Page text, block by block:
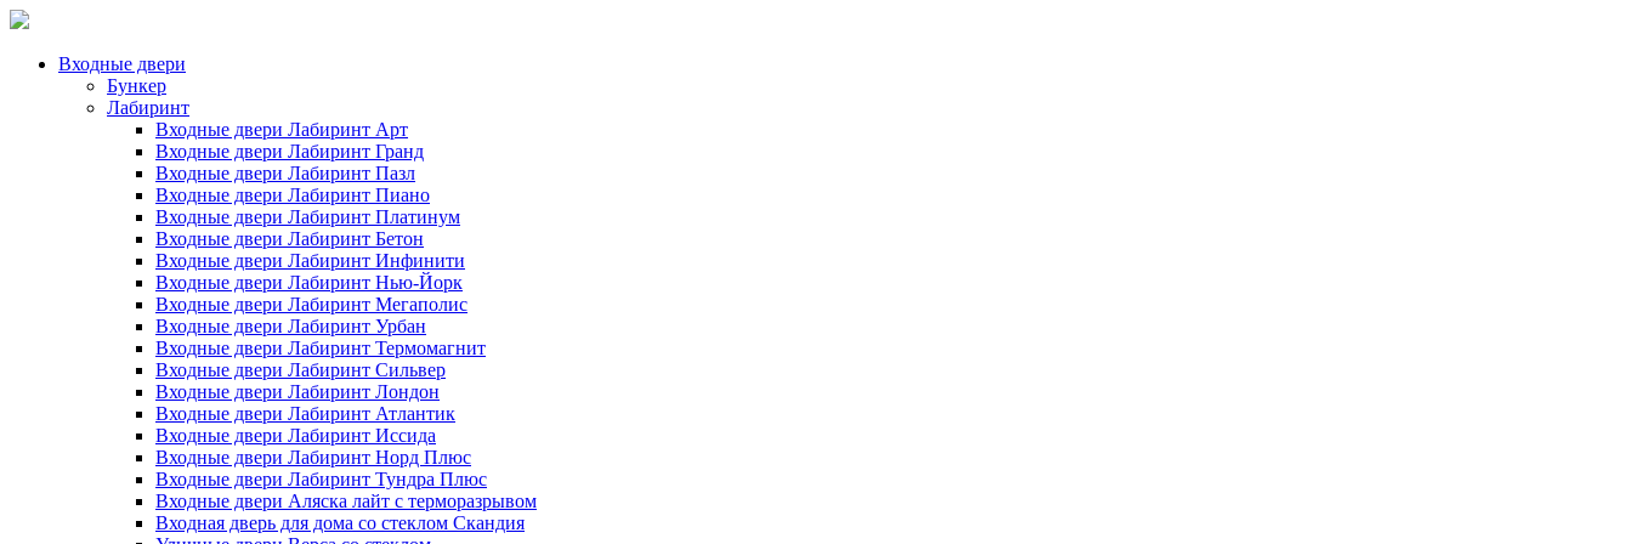
Входные двери
Бункер
Лабиринт
Входные двери Лабиринт Арт
Входные двери Лабиринт Гранд
Входные двери Лабиринт Пазл
Входные двери Лабиринт Пиано
Входные двери Лабиринт Платинум
Входные двери Лабиринт Бетон
Входные двери Лабиринт Инфинити
Входные двери Лабиринт Нью-Йорк
Входные двери Лабиринт Мегаполис
Входные двери Лабиринт Урбан
Входные двери Лабиринт Термомагнит
Входные двери Лабиринт Сильвер
Входные двери Лабиринт Лондон
Входные двери Лабиринт Атлантик
Входные двери Лабиринт Иссида
Входные двери Лабиринт Норд Плюс
Входные двери Лабиринт Тундра Плюс
Входные двери Аляска лайт с терморазрывом
Входная дверь для дома со стеклом Скандия